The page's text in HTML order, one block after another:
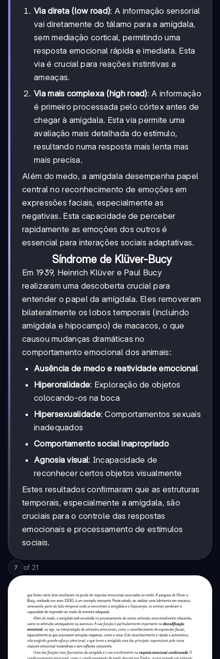
Via direta (low road): A informação sensorial
vai diretamente do tálamo para a amígdala,
sem mediação cortical, permitindo uma
resposta emocional rápida e imediata. Esta
via é crucial para reações instintivas a
ameaças.
Via mais complexa (high road): A informação
é primeiro processada pelo córtex antes de
chegar à amígdala. Esta via permite uma
avaliação mais detalhada do estímulo,
resultando numa resposta mais lenta mas
mais precisa.
Além do medo, a amígdala desempenha papel
central no reconhecimento de emoções em
expressões faciais, especialmente as
negativas. Esta capacidade de perceber
rapidamente as emoções dos outros é
essencial para interações sociais adaptativas.
Síndrome de Klüver-Bucy
Em 1939, Heinrich Klüver e Paul Bucy
realizaram uma descoberta crucial para
entender o papel da amígdala. Eles removeram
bilateralmente os lobos temporais (incluindo
amígdala e hipocampo) de macacos, o que
causou mudanças dramáticas no
comportamento emocional dos animais:
Ausência de medo e reatividade emocional
Hiperoralidade: Exploração de objetos
colocando-os na boca
Hipersexualidade: Comportamentos sexuais
inadequados
Comportamento social inapropriado
Agnosia visual: Incapacidade de
reconhecer certos objetos visualmente
Estes resultados confirmaram que as estruturas
temporais, especialmente a amígdala, são
cruciais para o controle das respostas
emocionais e processamento de estímulos
sociais.
7 of 21